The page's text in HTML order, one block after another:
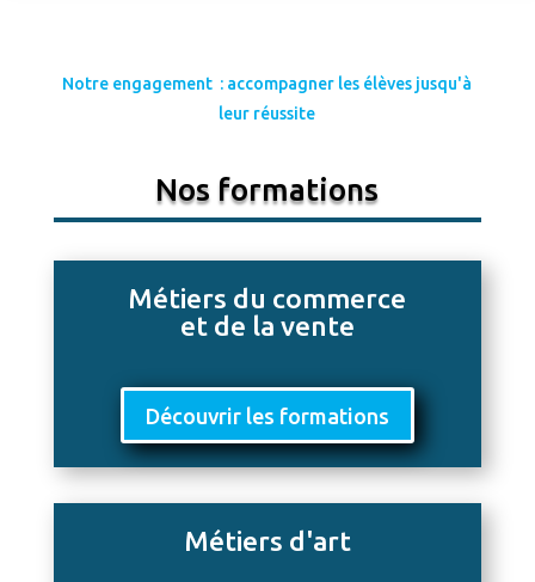
Notre engagement : accompagner les élèves jusqu'à
leur réussite
Nos formations
Métiers du commerce
et de la vente
Découvrir les formations
Métiers d'art